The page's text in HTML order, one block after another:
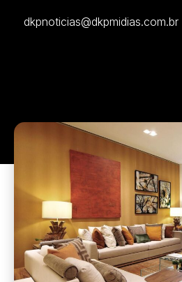
dkpnoticias@dkpmidias.com.br